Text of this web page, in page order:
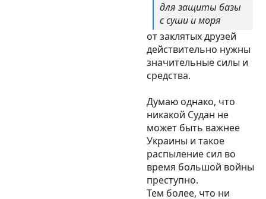
для защиты базы
с суши и моря
от заклятых друзей
действительно нужны
значительные силы и
средства.
Думаю однако, что
никакой Судан не
может быть важнее
Украины и такое
распыление сил во
время большой войны
преступно.
Тем более, что ни